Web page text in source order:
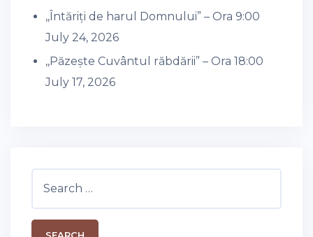
,,Întăriți de harul Domnului” – Ora 9:00
July 24, 2026
,,Păzește Cuvântul răbdării” – Ora 18:00
July 17, 2026